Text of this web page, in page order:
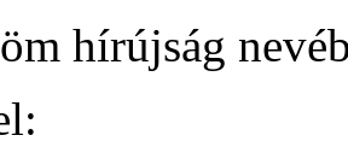
hírújság